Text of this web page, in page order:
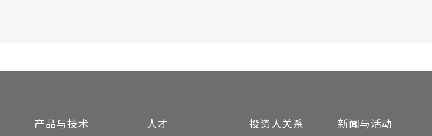
产品与技术 人才 投资人关系 新闻与活动